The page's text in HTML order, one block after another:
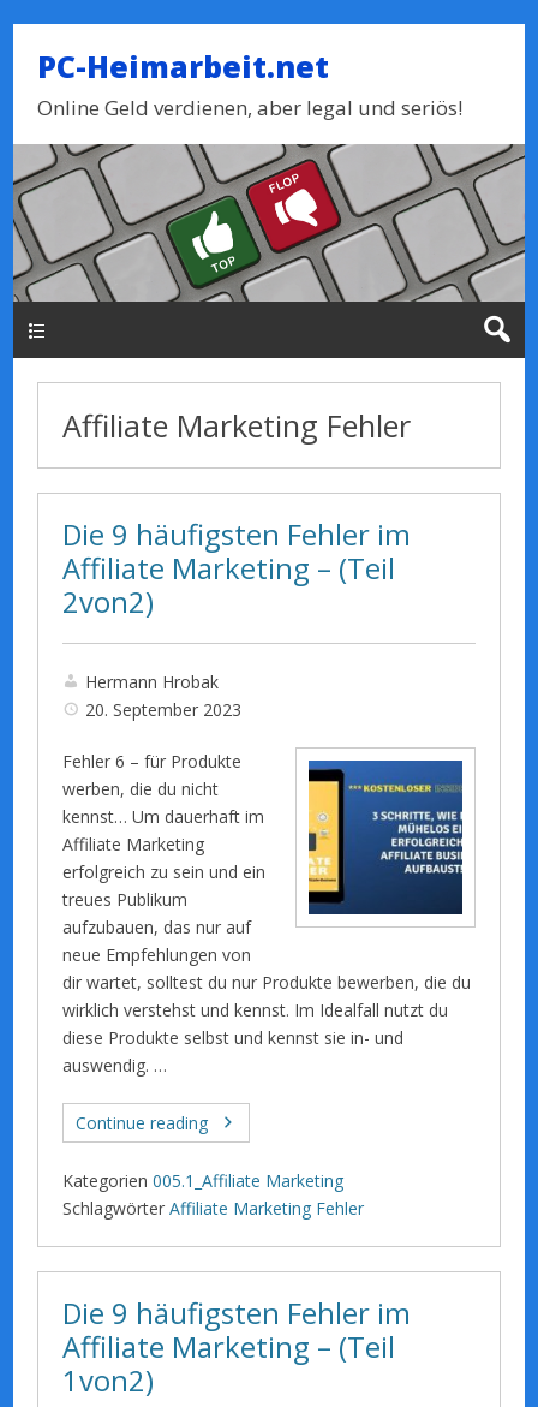
PC-Heimarbeit.net
Online Geld verdienen, aber legal und seriös!
Affiliate Marketing Fehler
Die 9 häufigsten Fehler im
Affiliate Marketing – (Teil
2von2)
Hermann Hrobak
20. September 2023
Fehler 6 – für Produkte
werben, die du nicht
kennst… Um dauerhaft im
Affiliate Marketing
erfolgreich zu sein und ein
treues Publikum
aufzubauen, das nur auf
neue Empfehlungen von
dir wartet, solltest du nur Produkte bewerben, die du
wirklich verstehst und kennst. Im Idealfall nutzt du
diese Produkte selbst und kennst sie in- und
auswendig. …
Continue reading
Kategorien 005.1_Affiliate Marketing
Schlagwörter Affiliate Marketing Fehler
Die 9 häufigsten Fehler im
Affiliate Marketing – (Teil
1von2)